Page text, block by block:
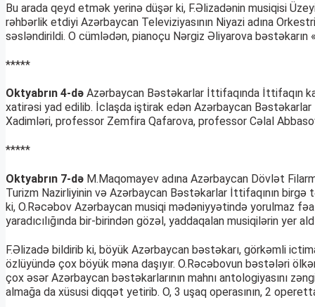
Bu arada qeyd etmək yerinə düşər ki, F.Əlizadənin musiqisi
rəhbərlik etdiyi Azərbaycan Televiziyasının Niyazi adına
səsləndirildi. O cümlədən, pianoçu Nərgiz Əliyarova
*****
Oktyabrın 4-də Azərbaycan Bəstəkarlar İttifaqında İttifaqın
xatirəsi yad edilib. İclaşda iştirak edən Azərbaycan
Xadimləri, professor Zemfira Qafarova, professor Cəlal
*****
Oktyabrın 7-də M.Maqomayev adına Azərbaycan Dövlət
Turizm Nazirliyinin və Azərbaycan Bəstəkarlar İttifaqının birgə
ki, O.Rəcəbov Azərbaycan musiqi mədəniyyətində yorulmaz
yaradıcılığında bir-birindən gözəl, yaddaqalan musiqilərin yer
F.Əlizadə bildirib ki, böyük Azərbaycan bəstəkarı, görkəmli
özlüyündə çox böyük məna daşıyır. O.Rəcəbovun bəstələri
çox əsər Azərbaycan bəstəkarlarının mahnı antologiyasını
almağa da xüsusi diqqət yetirib. O, 3 uşaq operasının, 2